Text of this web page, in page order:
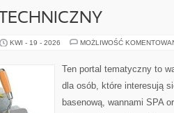
KWI - 19 - 2026 MOŻLIWOŚĆ
Ten portal tematyczny to
dla osób, które interesują
basenową, wannami SPA